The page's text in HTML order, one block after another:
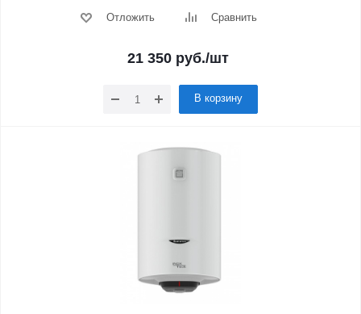
Отложить Сравнить
21 350руб./шт
В корзину